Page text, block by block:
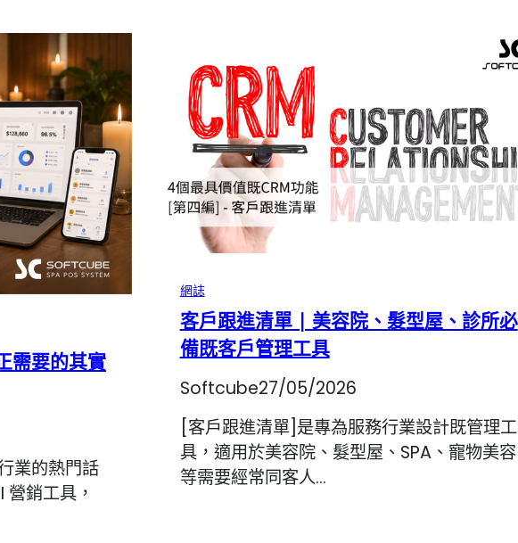
需要的其實
業的熱門話
銷工具，
網誌
客戶跟進清單 | 美容院、髮型屋、診所必
備既客戶管理工具
Softcube27/05/2026
[客戶跟進清單]是專為服務行業設計既管理工
具，適用於美容院、髮型屋、SPA、寵物美容
等需要經常同客人…